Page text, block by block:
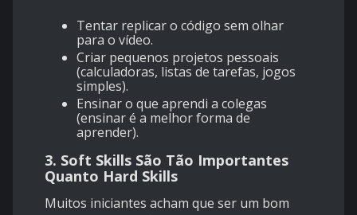
Tentar replicar o código sem olhar
para o vídeo.
Criar pequenos projetos pessoais
(calculadoras, listas de tarefas, jogos
simples).
Ensinar o que aprendi a colegas
(ensinar é a melhor forma de
aprender).
3. Soft Skills São Tão Importantes
Quanto Hard Skills
Muitos iniciantes acham que ser um bom